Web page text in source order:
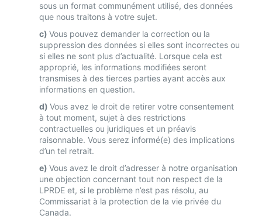
sous un format communément utilisé, des données
que nous traitons à votre sujet.
Vous pouvez demander la correction ou la
suppression des données si elles sont incorrectes ou
si elles ne sont plus d’actualité. Lorsque cela est
approprié, les informations modifiées seront
transmises à des tierces parties ayant accès aux
informations en question.
Vous avez le droit de retirer votre consentement
à tout moment, sujet à des restrictions
contractuelles ou juridiques et un préavis
raisonnable. Vous serez informé(e) des implications
d’un tel retrait.
Vous avez le droit d’adresser à notre organisation
une objection concernant tout non respect de la
LPRDE et, si le problème n’est pas résolu, au
Commissariat à la protection de la vie privée du
Canada.